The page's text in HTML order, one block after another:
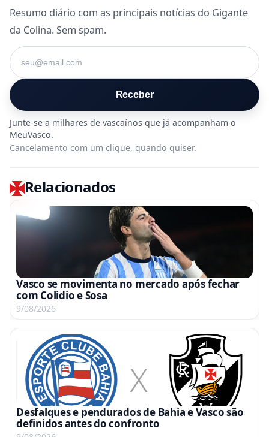
Resumo diário com as principais notícias do Gigante
da Colina. Sem spam.
Seu e-mail
Receber
Cancelamento com um clique, quando quiser.
Relacionados
Vasco se movimenta no mercado após fechar
com Colidio e Sosa
9/08/2026
Desfalques e pendurados de Bahia e Vasco são
definidos antes do confronto